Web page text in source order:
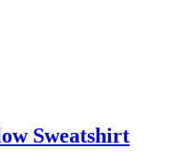
Sweatshirt